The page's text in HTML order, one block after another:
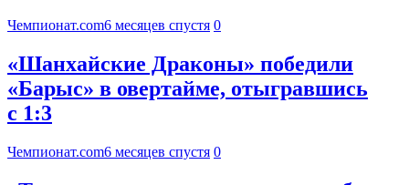
Чемпионат.com6 месяцев спустя 0
«Шанхайские Драконы» победили
«Барыс» в овертайме, отыгравшись
с 1:3
Чемпионат.com6 месяцев спустя 0